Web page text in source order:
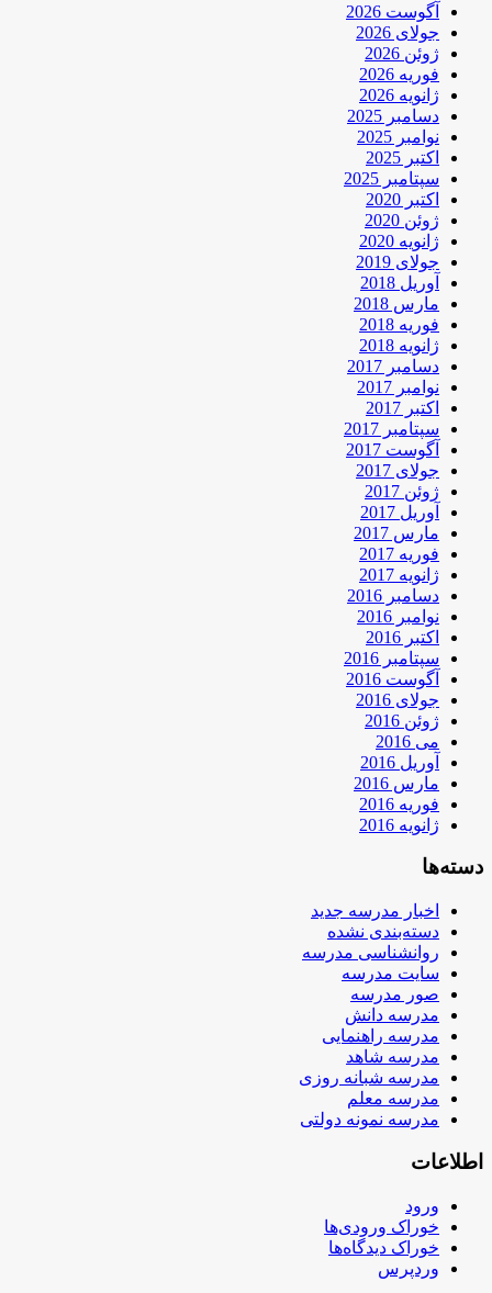
آگوست 2026
جولای 2026
ژوئن 2026
فوریه 2026
ژانویه 2026
دسامبر 2025
نوامبر 2025
اکتبر 2025
سپتامبر 2025
اکتبر 2020
ژوئن 2020
ژانویه 2020
جولای 2019
آوریل 2018
مارس 2018
فوریه 2018
ژانویه 2018
دسامبر 2017
نوامبر 2017
اکتبر 2017
سپتامبر 2017
آگوست 2017
جولای 2017
ژوئن 2017
آوریل 2017
مارس 2017
فوریه 2017
ژانویه 2017
دسامبر 2016
نوامبر 2016
اکتبر 2016
سپتامبر 2016
آگوست 2016
جولای 2016
ژوئن 2016
می 2016
آوریل 2016
مارس 2016
فوریه 2016
ژانویه 2016
دسته‌ها
اخبار مدرسه جدید
دسته‌بندی نشده
روانشناسی مدرسه
سایت مدرسه
صور مدرسه
مدرسه دانش
مدرسه راهنمایی
مدرسه شاهد
مدرسه شبانه روزی
مدرسه معلم
مدرسه نمونه دولتی
اطلاعات
ورود
خوراک ورودی‌ها
خوراک دیدگاه‌ها
وردپرس